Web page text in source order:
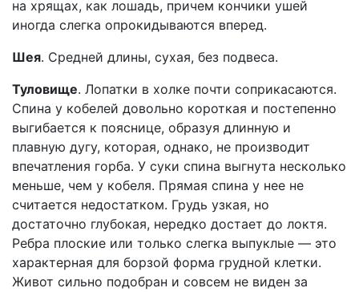
на хрящах, как лошадь, причем кончики ушей
иногда слегка опрокидываются вперед.
Шея. Средней длины, сухая, без подвеса.
Туловище. Лопатки в холке почти соприкасаются.
Спина у кобелей довольно короткая и постепенно
выгибается к пояснице, образуя длинную и
плавную дугу, которая, однако, не производит
впечатления горба. У суки спина выгнута несколько
меньше, чем у кобеля. Прямая спина у нее не
считается недостатком. Грудь узкая, но
достаточно глубокая, нередко достает до локтя.
Ребра плоские или только слегка выпуклые — это
характерная для борзой форма грудной клетки.
Живот сильно подобран и совсем не виден за